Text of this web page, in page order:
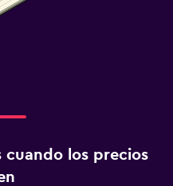
cuando los precios